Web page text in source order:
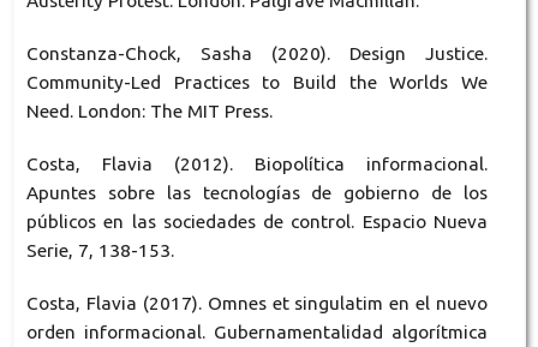
Constanza-Chock, Sasha (2020). Design Justice.
Community-Led Practices to Build the Worlds We
Need. London: The MIT Press.
Costa, Flavia (2012). Biopolítica informacional.
Apuntes sobre las tecnologías de gobierno de los
públicos en las sociedades de control. Espacio Nueva
Serie, 7, 138-153.
Costa, Flavia (2017). Omnes et singulatim en el nuevo
orden informacional. Gubernamentalidad algorítmica